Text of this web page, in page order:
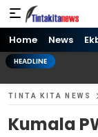
Tinta kita News
Informasi Terkini
Home News
HEADLINE
TINTA KITA NEWS
Kumala